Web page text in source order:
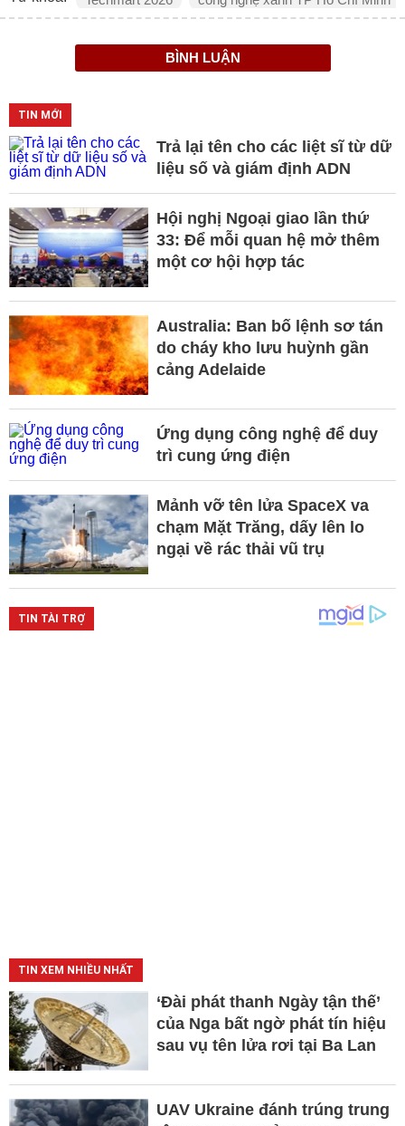
BÌNH LUẬN
TIN MỚI
Trả lại tên cho các liệt sĩ từ dữ
liệu số và giám định ADN
Hội nghị Ngoại giao lần thứ
33: Để mỗi quan hệ mở thêm
một cơ hội hợp tác
Australia: Ban bố lệnh sơ tán
do cháy kho lưu huỳnh gần
cảng Adelaide
Ứng dụng công nghệ để duy
trì cung ứng điện
Mảnh vỡ tên lửa SpaceX va
chạm Mặt Trăng, dấy lên lo
ngại về rác thải vũ trụ
TIN XEM NHIỀU NHẤT
‘Đài phát thanh Ngày tận thế’
của Nga bất ngờ phát tín hiệu
sau vụ tên lửa rơi tại Ba Lan
UAV Ukraine đánh trúng trung